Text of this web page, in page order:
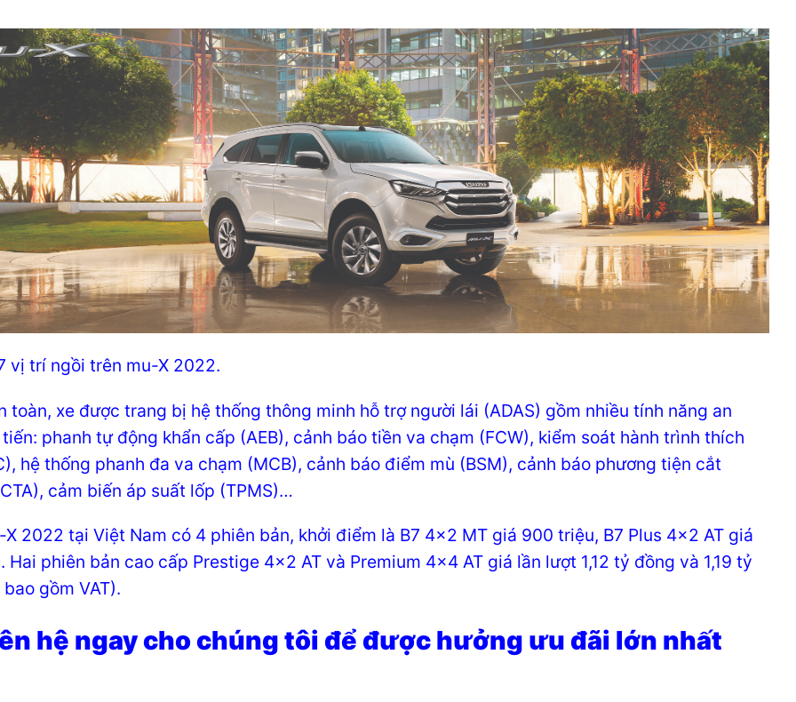
vị trí ngồi trên mu-X 2022.
toàn, xe được trang bị hệ thống thông minh hỗ trợ người lái (ADAS) gồm nhiều tính năng an
phanh tự động khẩn cấp (AEB), cảnh báo tiền va chạm (FCW), kiểm soát hành trình thích
hệ thống phanh đa va chạm (MCB), cảnh báo điểm mù (BSM), cảnh báo phương tiện cắt
cảm biến áp suất lốp (TPMS)…
X 2022 tại Việt Nam có 4 phiên bản, khởi điểm là B7 4×2 MT giá 900 triệu, B7 Plus 4×2 AT giá
Hai phiên bản cao cấp Prestige 4×2 AT và Premium 4×4 AT giá lần lượt 1,12 tỷ đồng và 1,19 tỷ
gồm VAT).
hệ ngay cho chúng tôi để được hưởng ưu đãi lớn nhất